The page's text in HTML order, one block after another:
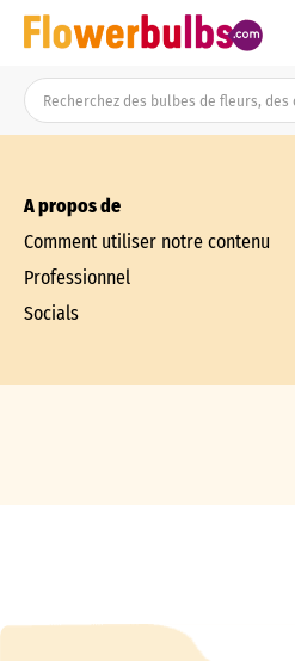
A propos de
Comment utiliser notre contenu
Professionnel
Socials